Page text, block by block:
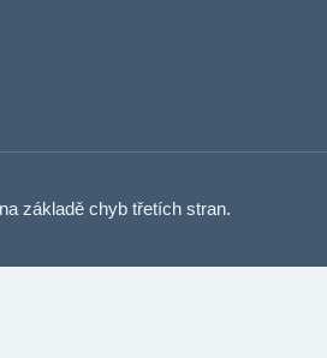
základě chyb třetích stran.